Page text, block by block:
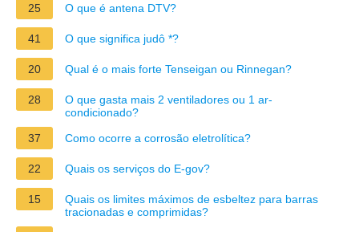
25 O que é antena DTV?
41 O que significa judô *?
20 Qual é o mais forte Tenseigan ou Rinnegan?
28
O que gasta mais 2 ventiladores ou 1 ar-
condicionado?
37
Como ocorre a corrosão eletrolítica?
22 Quais os serviços do E-gov?
15
Quais os limites máximos de esbeltez para barras
tracionadas e comprimidas?